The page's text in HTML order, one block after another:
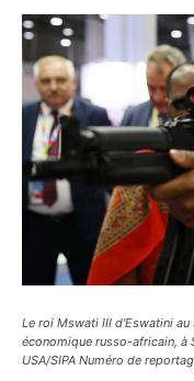
Le roi Mswati III d'Eswatini
économique russo-africain, à
USA/SIPA Numéro de